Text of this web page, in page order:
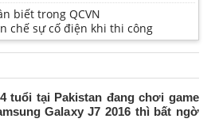
biết trong QCVN
chế sự cố điện khi thi công
tuổi tại Pakistan đang chơi game
Galaxy J7 2016 thì bất ngờ